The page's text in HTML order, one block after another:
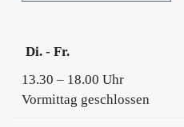
Di. - Fr.
13.30 – 18.00 Uhr
Vormittag geschlossen